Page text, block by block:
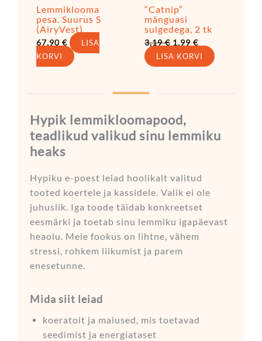
Lemmiklooma
pesa. Suurus S
(AiryVest)
67,90 €
LISA
KORVI
“Catnip”
mänguasi
sulgedega, 2 tk
3,19€ 1,99€
LISA KORVI
Hypik lemmikloomapood,
teadlikud valikud sinu lemmiku
heaks
Hypiku e-poest leiad hoolikalt valitud
tooted koertele ja kassidele. Valik ei ole
juhuslik. Iga toode täidab konkreetset
eesmärki ja toetab sinu lemmiku igapäevast
heaolu. Meie fookus on lihtne, vähem
stressi, rohkem liikumist ja parem
enesetunne.
Mida siit leiad
koeratoit ja maiused, mis toetavad
seedimist ja energiataset